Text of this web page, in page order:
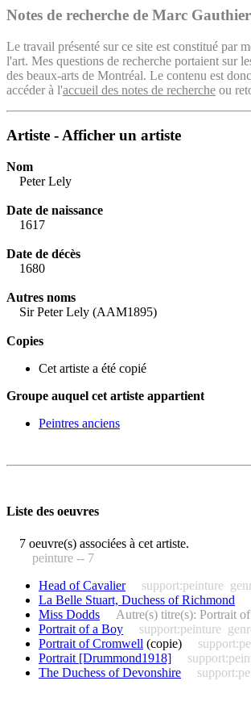
Notes de recherche de Marc Gauthier
Le travail présenté sur ce site est constitué par
l'art. Mes questions de recherche portaient sur
des beaux-arts de Montréal. Le contenu est
accéder à l'accueil des notes de recherche ou
Artiste - Afficher un artiste
Nom
Peter Lely
Date de naissance
1617
Date de décès
1680
Autres noms
Sir Peter Lely (AAM1895)
Copies
Cet artiste a été copié
Groupe auquel cet artiste appartient
Peintres anciens
Liste des oeuvres
7 oeuvre(s) associées à cet artiste.
peinture -- 7
Head of Cavalier
support:peinture
La Belle Stuart, Duchess of Richmond
Miss Dodds
Autre(s) titre(s): Portrait
Portrait of a Boy
support:peinture
Portrait of Cromwell (copie)
Portrait [Drummond1918]
The Duchess of Devonshire